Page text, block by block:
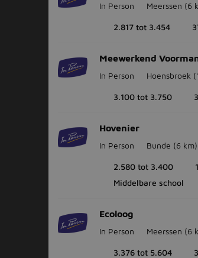
In Person Meerssen (6
2.817 tot 3.454
Meewerkend
In Person Hoensbroek
3.100 tot 3.750
Hovenier
In Person Bunde (6 km)
2.580 tot 3.400
Middelbare school
Ecoloog
In Person Meerssen (6
3.376 tot 5.604